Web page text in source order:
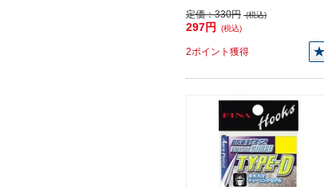
定価：330円 (税込)
297円 (税込)
2ポイント獲得